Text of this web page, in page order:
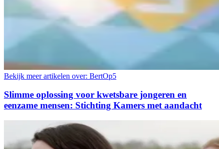
Bekijk meer artikelen over: BertOp5
Slimme oplossing voor kwetsbare jongeren en
eenzame mensen: Stichting Kamers met aandacht